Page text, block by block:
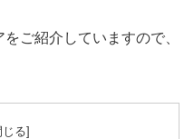
ご紹介していますので、